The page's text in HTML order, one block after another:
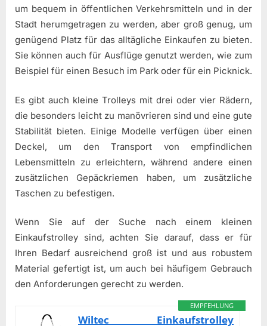
um bequem in öffentlichen Verkehrsmitteln und in der
Stadt herumgetragen zu werden, aber groß genug, um
genügend Platz für das alltägliche Einkaufen zu bieten.
Sie können auch für Ausflüge genutzt werden, wie zum
Beispiel für einen Besuch im Park oder für ein Picknick.
Es gibt auch kleine Trolleys mit drei oder vier Rädern,
die besonders leicht zu manövrieren sind und eine gute
Stabilität bieten. Einige Modelle verfügen über einen
Deckel, um den Transport von empfindlichen
Lebensmitteln zu erleichtern, während andere einen
zusätzlichen Gepäckriemen haben, um zusätzliche
Taschen zu befestigen.
Wenn Sie auf der Suche nach einem kleinen
Einkaufstrolley sind, achten Sie darauf, dass er für
Ihren Bedarf ausreichend groß ist und aus robustem
Material gefertigt ist, um auch bei häufigem Gebrauch
den Anforderungen gerecht zu werden.
EMPFEHLUNG
Wiltec Einkaufstrolley